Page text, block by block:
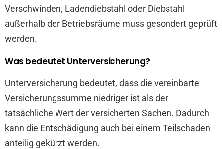
Verschwinden, Ladendiebstahl oder Diebstahl
außerhalb der Betriebsräume muss gesondert geprüft
werden.
Was bedeutet Unterversicherung?
Unterversicherung bedeutet, dass die vereinbarte
Versicherungssumme niedriger ist als der
tatsächliche Wert der versicherten Sachen. Dadurch
kann die Entschädigung auch bei einem Teilschaden
anteilig gekürzt werden.